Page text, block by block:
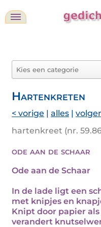
Hartenkreten
< vorige | alles |
hartenkreet (nr.
ode aan de schaar
Ode aan de Schaar
In de lade ligt een
met knipjes en
Knipt door papier
verandert